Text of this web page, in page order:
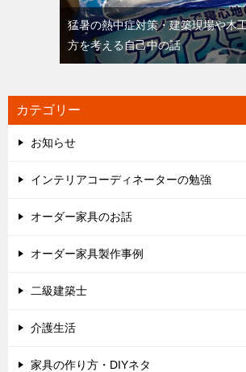
猛暑の熱中症対策・建築現場や木
方を考える自己中の話
カテゴリー
お知らせ
インテリアコーディネーターの勉強
オーダー家具のお話
オーダー家具製作事例
二級建築士
介護生活
家具の作り方・DIYネタ